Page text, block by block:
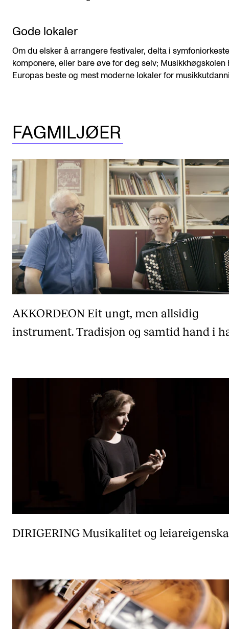
Gode lokaler
Om du elsker å arrangere festivaler, delta i
komponere, eller bare øve for deg selv; Musikkhøgskolen
Europas beste og mest moderne lokaler for
FAGMILJØER
AKKORDEONEit ungt, men allsidig
instrument. Tradisjon og samtid hand i
DIRIGERINGMusikalitet og